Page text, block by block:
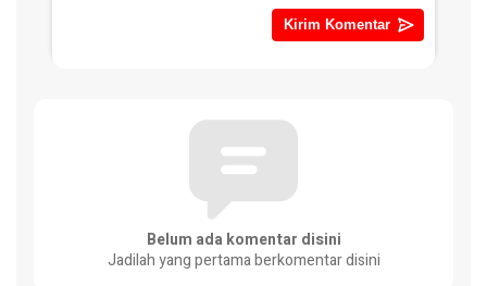
Belum ada komentar disini
Jadilah yang pertama berkomentar disini